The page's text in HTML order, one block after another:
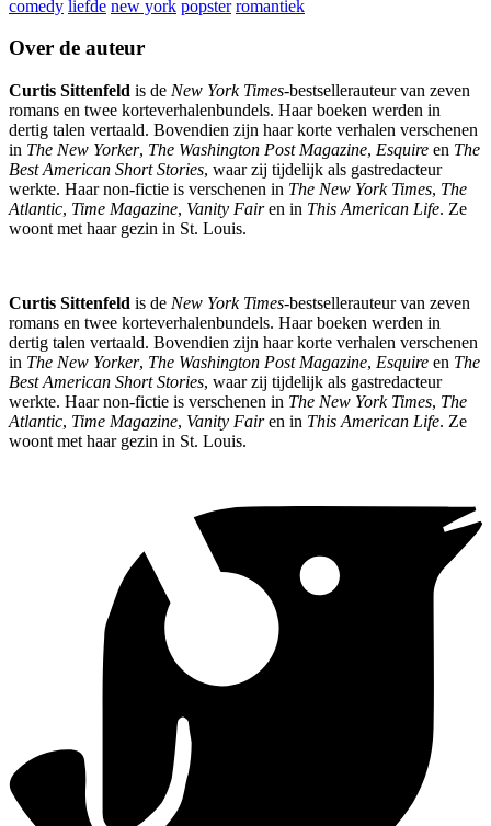
comedy liefde new york popster romantiek
Over de auteur
Curtis Sittenfeld is de New York Times-bestsellerauteur van zeven
romans en twee korteverhalenbundels. Haar boeken werden in
dertig talen vertaald. Bovendien zijn haar korte verhalen verschenen
in The New Yorker, The Washington Post Magazine, Esquire en The
Best American Short Stories, waar zij tijdelijk als gastredacteur
werkte. Haar non-fictie is verschenen in The New York Times, The
Atlantic, Time Magazine, Vanity Fairen in This American Life. Ze
woont met haar gezin in St. Louis.
Curtis Sittenfeld is de New York Times-bestsellerauteur van zeven
romans en twee korteverhalenbundels. Haar boeken werden in
dertig talen vertaald. Bovendien zijn haar korte verhalen verschenen
in The New Yorker, The Washington Post Magazine, Esquire en The
Best American Short Stories, waar zij tijdelijk als gastredacteur
werkte. Haar non-fictie is verschenen in The New York Times, The
Atlantic, Time Magazine, Vanity Fairen in This American Life. Ze
woont met haar gezin in St. Louis.